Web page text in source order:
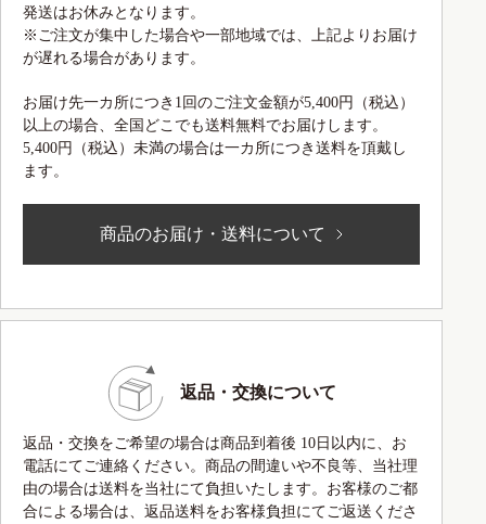
発送はお休みとなります。
※ご注文が集中した場合や一部地域では、上記よりお届け
が遅れる場合があります。
お届け先一カ所につき1回のご注文金額が5,400円（税込）
以上の場合、全国どこでも送料無料でお届けします。
5,400円（税込）未満の場合は一カ所につき送料を頂戴し
ます。
商品のお届け・送料について
返品・交換について
返品・交換をご希望の場合は商品到着後 10日以内に、お
電話にてご連絡ください。商品の間違いや不良等、当社理
由の場合は送料を当社にて負担いたします。お客様のご都
合による場合は、返品送料をお客様負担にてご返送くださ